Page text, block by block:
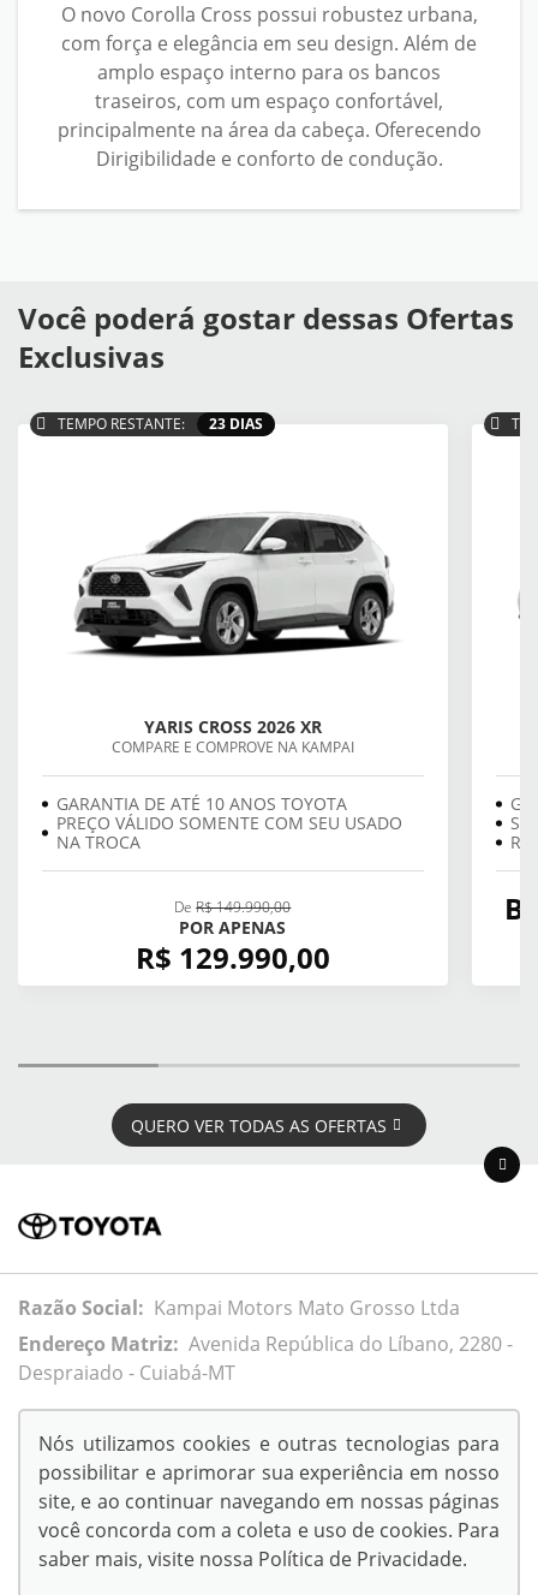
O novo Corolla Cross possui robustez urbana,
com força e elegância em seu design. Além de
amplo espaço interno para os bancos
traseiros, com um espaço confortável,
principalmente na área da cabeça. Oferecendo
Dirigibilidade e conforto de condução.
Você poderá gostar dessas Ofertas
Exclusivas
TEMPO RESTANTE: 23 DIAS
YARIS CROSS 2026 XR
COMPARE E COMPROVE NA KAMPAI
GARANTIA DE ATÉ 10 ANOS TOYOTA
PREÇO VÁLIDO SOMENTE COM SEU USADO
NA TROCA
DeR$ 149.990,00
POR APENAS
R$ 129.990,00
QUERO VER TODAS AS OFERTAS
Razão Social: Kampai Motors Mato Grosso Ltda
Endereço Matriz: Avenida República do Líbano, 2280 -
Despraiado - Cuiabá-MT
© Copyright 2026
AutoForce - Todos os direitos reservados.
.
Nós utilizamos cookies e outras tecnologias para
possibilitar e aprimorar sua experiência em nosso
site, e ao continuar navegando em nossas páginas
você concorda com a coleta e uso de cookies. Para
saber mais, visite nossa Política de Privacidade.